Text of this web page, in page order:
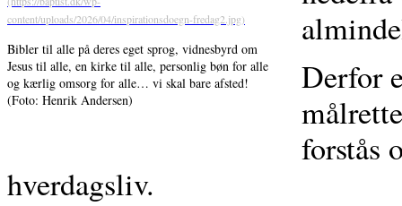
Bibler til alle på deres eget sprog, vidnesbyrd om
Jesus til alle, en kirke til alle, personlig bøn for alle
og kærlig omsorg for alle… vi skal bare afsted!
(Foto: Henrik Andersen)
Derfor
forstås
hverdagsliv.